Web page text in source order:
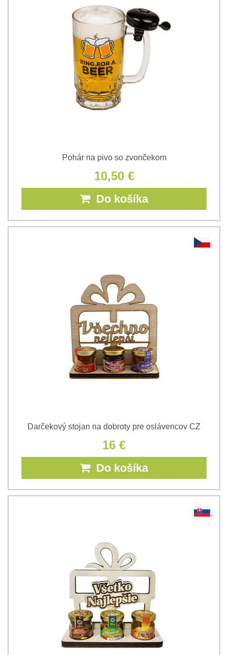
Pohár na pivo so zvončekom
10,50 €
Do košíka
Darčekový stojan na dobroty pre oslávencov CZ
16 €
Do košíka